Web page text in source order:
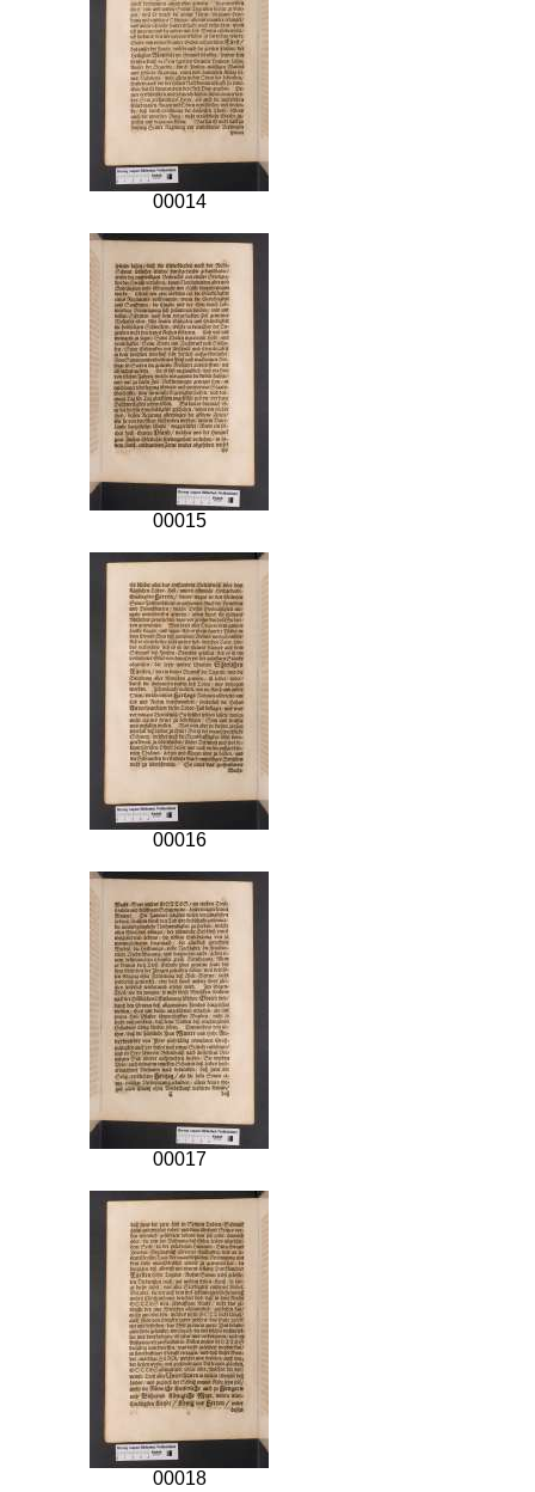
00014
00015
00016
00017
00018